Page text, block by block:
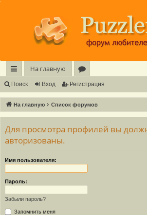
с
ы
лк
и
На главную
о
ру
м
ы
Поиск Вход Регистрация
На главную Список форумов
Для просмотра профилей вы
авторизованы.
Имя пользователя:
Пароль:
Забыли пароль?
Запомнить меня